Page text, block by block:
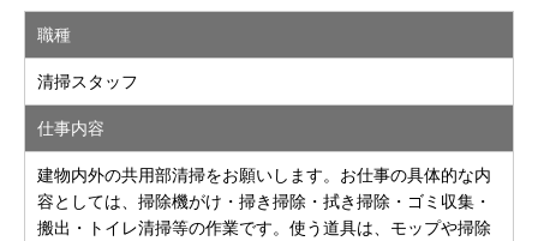
職種
清掃スタッフ
仕事内容
建物内外の共用部清掃をお願いします。お仕事の具体的な内
容としては、掃除機がけ・掃き掃除・拭き掃除・ゴミ収集・
搬出・トイレ清掃等の作業です。使う道具は、モップや掃除